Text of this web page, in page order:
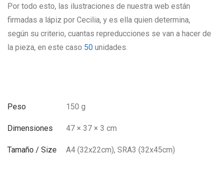
Por todo esto, las ilustraciones de nuestra web están
firmadas a lápiz por Cecilia, y es ella quien determina,
según su criterio, cuantas repreducciones se van a hacer de
la pieza, en este caso 50 unidades.
Peso 150 g
Dimensiones 47 × 37 × 3 cm
Tamaño / Size A4 (32x22cm), SRA3 (32x45cm)